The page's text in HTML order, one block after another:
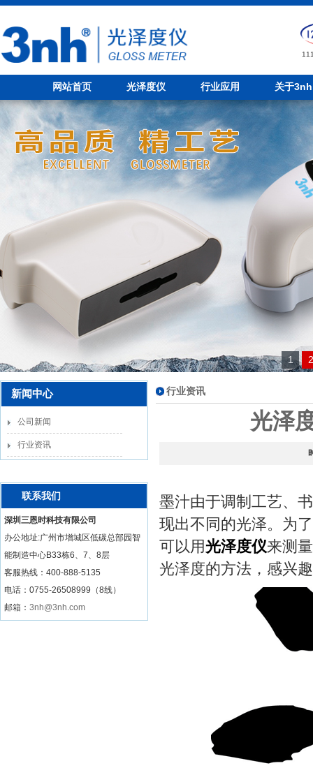
网站首页 光泽度仪 行业应用 关于3nh
1 2
新闻中心
公司新闻
行业资讯
联系我们
深圳三恩时科技有限公司
办公地址:广州市增城区低碳总部园智
能制造中心B33栋6、7、8层
客服热线： 400-888-5135
电话：0755-26508999（8线）
邮箱： 3nh@3nh.com
行业资讯
光泽
墨汁由于调制工艺、
现出不同的光泽。为
可以用光泽度仪来测
光泽度的方法，感兴